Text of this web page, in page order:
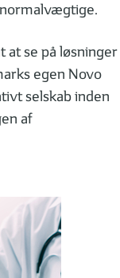
at se på løsninger
egen Novo
selskab inden
af